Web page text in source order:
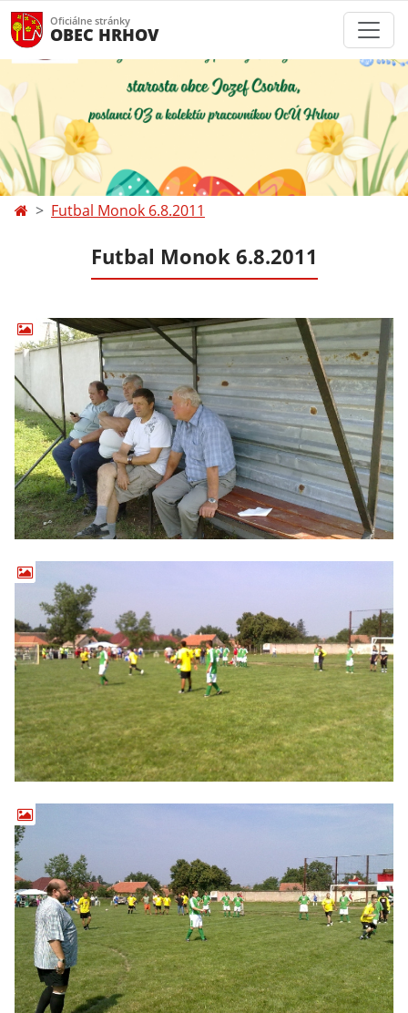
Oficiálne stránky
OBEC HRHOV
Futbal Monok 6.8.2011
Futbal Monok 6.8.2011